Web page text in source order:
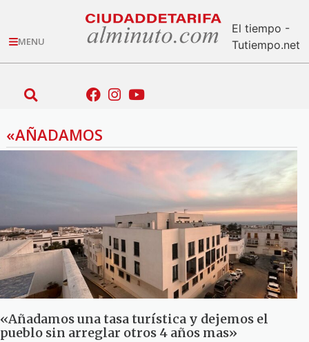
MENU
El tiempo -
Tutiempo.net
«AÑADAMOS
«Añadamos una tasa turística y dejemos el
pueblo sin arreglar otros 4 años mas»